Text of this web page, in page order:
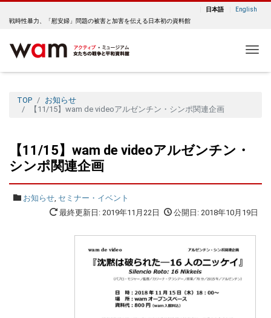
日本語
English
戦時性暴力、「慰安婦」問題の被害と加害を伝える日本初の資料館
TOP
お知らせ
【11/15】wam de videoアルゼンチン・シンポ関連企画
【11/15】wam de videoアルゼンチン・
シンポ関連企画
お知らせ, セミナー・イベント
最終更新日: 2019年11月22日
公開日: 2018年10月19日